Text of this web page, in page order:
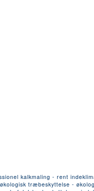
kalkmaling - rent
træbeskyttelse -